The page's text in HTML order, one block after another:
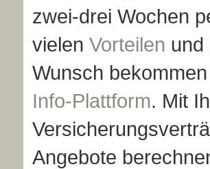
zwei-drei Wochen
vielen Vorteilen
Wunsch
Info-Plattform. Mit
Angebote